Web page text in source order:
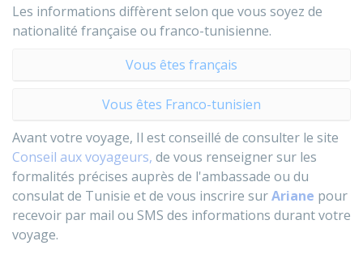
Les informations diffèrent selon que vous soyez de
nationalité française ou franco-tunisienne.
Vous êtes français
Vous êtes Franco-tunisien
Avant votre voyage, Il est conseillé de consulter le site
Conseil aux voyageurs, de vous renseigner sur les
formalités précises auprès de l'ambassade ou du
consulat de Tunisie et de vous inscrire surAriane pour
recevoir par mail ou SMS des informations durant votre
voyage.